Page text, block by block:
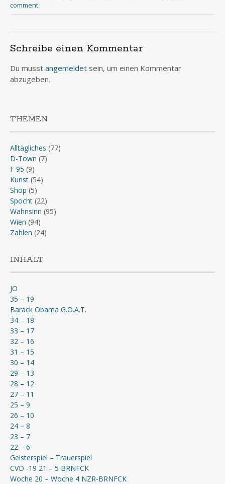
comment
Schreibe einen Kommentar
Du musst angemeldet sein, um einen Kommentar
abzugeben.
THEMEN
Alltägliches (77)
D-Town (7)
F 95 (9)
Kunst (54)
Shop (5)
Spocht (22)
Wahnsinn (95)
Wien (94)
Zahlen (24)
INHALT
JO
35 – 19
Barack Obama G.O.A.T.
34 – 18
33 – 17
32 – 16
31 – 15
30 – 14
29 – 13
28 – 12
27 – 11
25 – 9
26 – 10
24 – 8
23 – 7
22 – 6
Geisterspiel – Trauerspiel
CVD -19 21 – 5 BRNFCK
Woche 20 – Woche 4 NZR-BRNFCK